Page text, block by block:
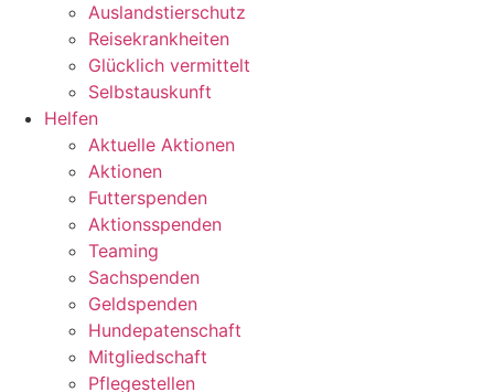
Auslandstierschutz
Reisekrankheiten
Glücklich vermittelt
Selbstauskunft
Helfen
Aktuelle Aktionen
Aktionen
Futterspenden
Aktionsspenden
Teaming
Sachspenden
Geldspenden
Hundepatenschaft
Mitgliedschaft
Pflegestellen